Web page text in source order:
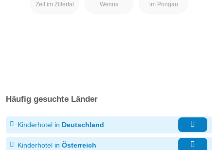
Zell im Zillertal Wenns
im Pongau
Häufig gesuchte Länder
Kinderhotel in Deutschland
Kinderhotel in Österreich